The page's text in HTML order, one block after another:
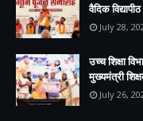
वैदिक
July 28,
उच्च शिक्षा
मुख्यमंत्री
July 26,